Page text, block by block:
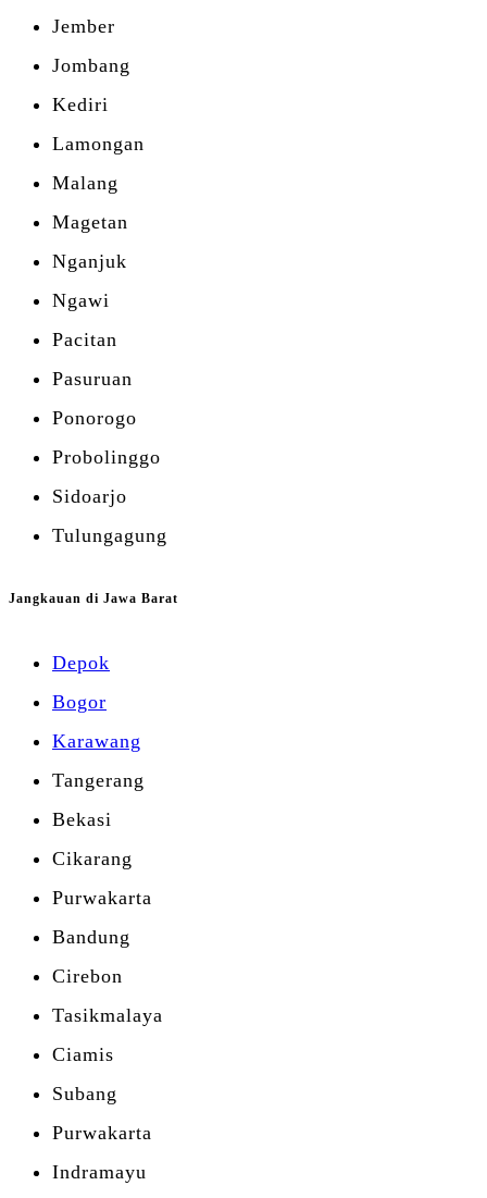
Jember
Jombang
Kediri
Lamongan
Malang
Magetan
Nganjuk
Ngawi
Pacitan
Pasuruan
Ponorogo
Probolinggo
Sidoarjo
Tulungagung
Jangkauan di Jawa Barat
Depok
Bogor
Karawang
Tangerang
Bekasi
Cikarang
Purwakarta
Bandung
Cirebon
Tasikmalaya
Ciamis
Subang
Purwakarta
Indramayu